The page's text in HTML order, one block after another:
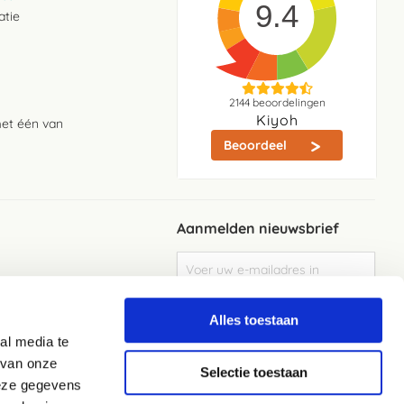
media te
onze
gegevens
Alles toestaan
Selectie toestaan
één van
9.4
2144beoordelingen
Kiyoh
Beoordeel
Aanmelden nieuwsbrief
u
op
Elke week de beste acties en het laaste